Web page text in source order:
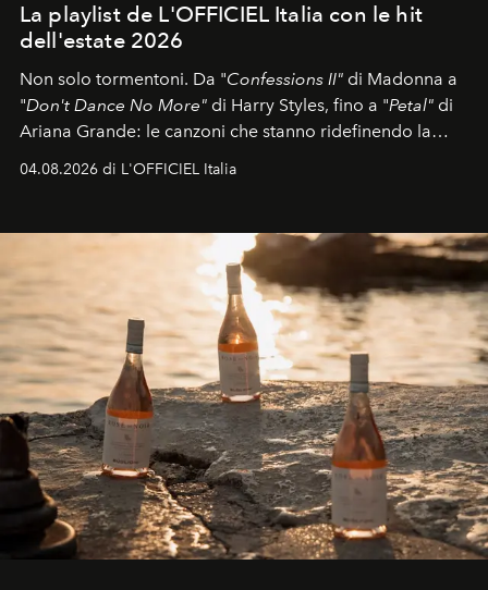
La playlist de L'OFFICIEL Italia con le hit
dell'estate 2026
Non solo tormentoni. Da "Confessions II" di Madonna a
"Don't Dance No More" di Harry Styles, fino a "Petal" di
Ariana Grande: le canzoni che stanno ridefinendo la
colonna sonora della stagione.
04.08.2026 di L'OFFICIEL Italia